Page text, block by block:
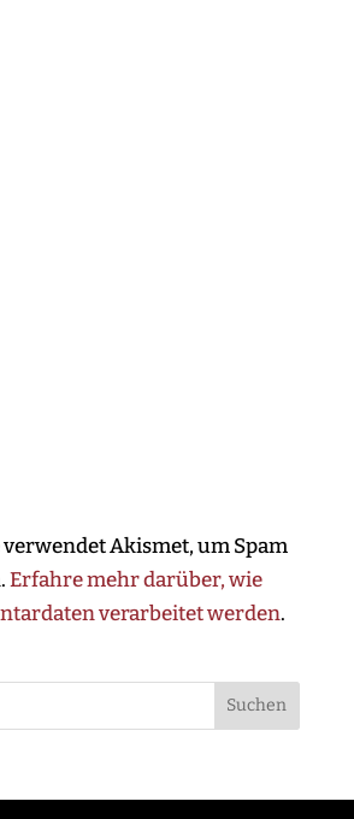
verwendet Akismet, um Spam
Erfahre mehr darüber, wie
verarbeitet werden.